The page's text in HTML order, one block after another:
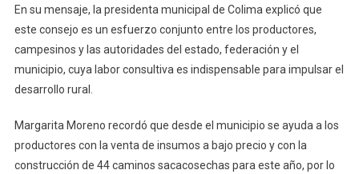
Colima
En su mensaje, la presidenta municipal de Colima explicó que
este consejo es un esfuerzo conjunto entre los productores,
campesinos y las autoridades del estado, federación y el
municipio, cuya labor consultiva es indispensable para impulsar el
desarrollo rural.
Margarita Moreno recordó que desde el municipio se ayuda a los
productores con la venta de insumos a bajo precio y con la
construcción de 44 caminos sacacosechas para este año, por lo